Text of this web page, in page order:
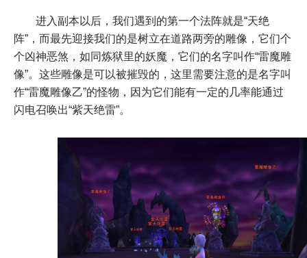
进入副本以后，我们遇到的第一个法阵就是“天绝
阵”，而最先迎接我们的是树立在道路两旁的雕像，它们个
个凶神恶煞，如同炼狱里的妖魔，它们的名字叫作“雷魔雕
像”。这些雕像是可以被摧毁的，这里需要注意的是名字叫
作“雷魔雕像乙”的怪物，因为它们能有一定的几率能通过
闪电召唤出“紫天绝雷”。